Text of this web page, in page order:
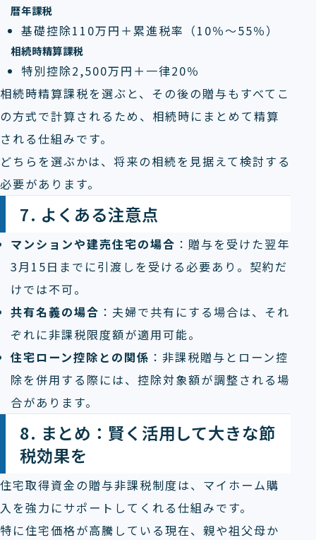
暦年課税
基礎控除110万円＋累進税率（10％～55％）
相続時精算課税
特別控除2,500万円＋一律20％
相続時精算課税を選ぶと、その後の贈与もすべてこ
の方式で計算されるため、相続時にまとめて精算
される仕組みです。
どちらを選ぶかは、将来の相続を見据えて検討する
必要があります。
7. よくある注意点
マンションや建売住宅の場合 ：贈与を受けた翌年
3月15日までに引渡しを受ける必要あり。契約だ
けでは不可。
共有名義の場合 ：夫婦で共有にする場合は、それ
ぞれに非課税限度額が適用可能。
住宅ローン控除との関係 ：非課税贈与とローン控
除を併用する際には、控除対象額が調整される場
合があります。
8. まとめ：賢く活用して大きな節
税効果を
住宅取得資金の贈与非課税制度は、マイホーム購
入を強力にサポートしてくれる仕組みです。
特に住宅価格が高騰している現在、親や祖父母か